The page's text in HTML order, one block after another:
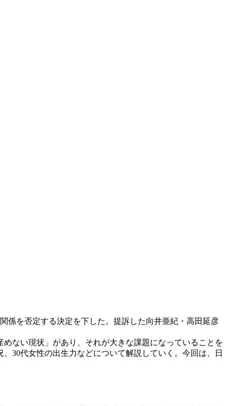
係を否定する決定を下した。提訴した向井亜紀・高田延彦
ない現状」があり、それが大きな課題になっていることを
30代女性の出生力などについて解説していく。今回は、日